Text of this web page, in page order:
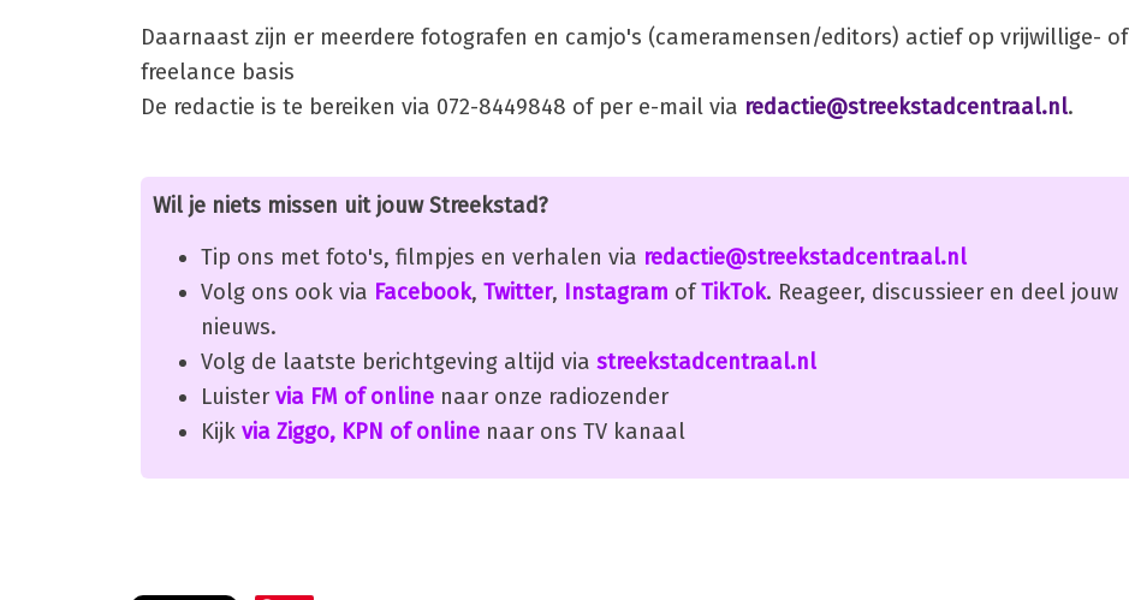
Daarnaast zijn er meerdere fotografen en camjo's (cameramensen/editors) actief op vrijwillige- of
freelance basis
De redactie is te bereiken via 072-8449848 of per e-mail via redactie@streekstadcentraal.nl.
Wil je niets missen uit jouw Streekstad?
Tip ons met foto's, filmpjes en verhalen via redactie@streekstadcentraal.nl
Volg ons ook via Facebook, Twitter, Instagram ofTikTok. Reageer, discussieer en deel jouw
nieuws.
Volg de laatste berichtgeving altijd via streekstadcentraal.nl
Luister via FM of online naar onze radiozender
Kijk via Ziggo, KPN of online naar ons TV kanaal